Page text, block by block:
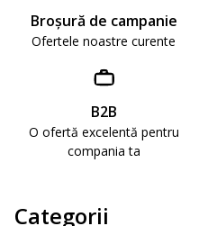
Broşură de campanie
Ofertele noastre curente
B2B
O ofertă excelentă pentru
compania ta
Categorii